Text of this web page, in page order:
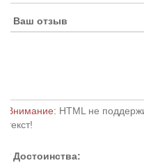
Ваш отзыв
Внимание: HTML не
текст!
Достоинства: